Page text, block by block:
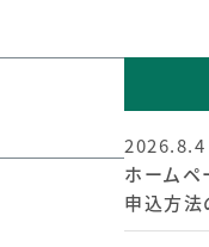
2026.8.4
ホームペ
申込方法